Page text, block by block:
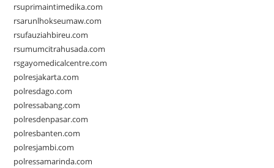
rsuprimaintimedika.com
rsarunlhokseumaw.com
rsufauziahbireu.com
rsumumcitrahusada.com
rsgayomedicalcentre.com
polresjakarta.com
polresdago.com
polressabang.com
polresdenpasar.com
polresbanten.com
polresjambi.com
polressamarinda.com